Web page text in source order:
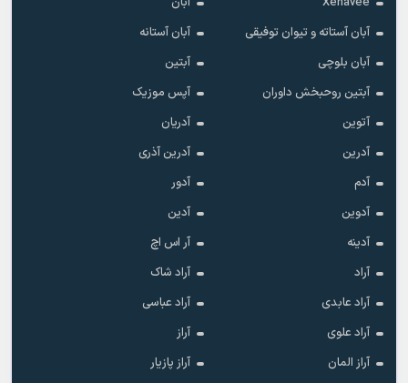
آبان آستاته و تیوان توفیقی
آبان آستانه
آبان بلوچی
آبتین
آبتین روحبخش داوران
آپس موزیک
آتوین
آدریان
آدرین
آدرین آذری
آدم
آدور
آدوین
آدین
آدینه
آر اس اچ
آراد
آراد شاک
آراد عابدی
آراد عباسی
آراد علوی
آراز
آراز المان
آراز پازیار